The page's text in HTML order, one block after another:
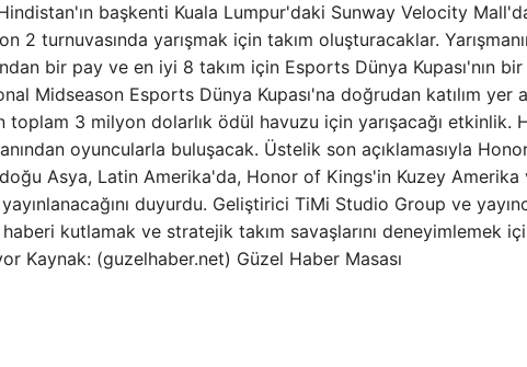
başkenti Kuala Lumpur'daki Sunway Velocity
turnuvasında yarışmak için takım oluşturacaklar.
bir pay ve en iyi 8 takım için Esports Dünya Kupası'nın bir
Midseason Esports Dünya Kupası'na doğrudan katılım yer
toplam 3 milyon dolarlık ödül havuzu için yarışacağı etkinlik.
oyuncularla buluşacak. Üstelik son açıklamasıyla
Asya, Latin Amerika'da, Honor of Kings'in Kuzey Amerika
duyurdu. Geliştirici TiMi Studio Group ve
kutlamak ve stratejik takım savaşlarını deneyimlemek
Kaynak: (guzelhaber.net) Güzel Haber Masası